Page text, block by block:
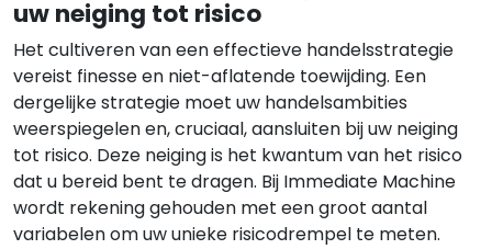
uw neiging tot risico
Het cultiveren van een effectieve handelsstrategie
vereist finesse en niet-aflatende toewijding. Een
dergelijke strategie moet uw handelsambities
weerspiegelen en, cruciaal, aansluiten bij uw neiging
tot risico. Deze neiging is het kwantum van het risico
dat u bereid bent te dragen. Bij Immediate Machine
wordt rekening gehouden met een groot aantal
variabelen om uw unieke risicodrempel te meten.